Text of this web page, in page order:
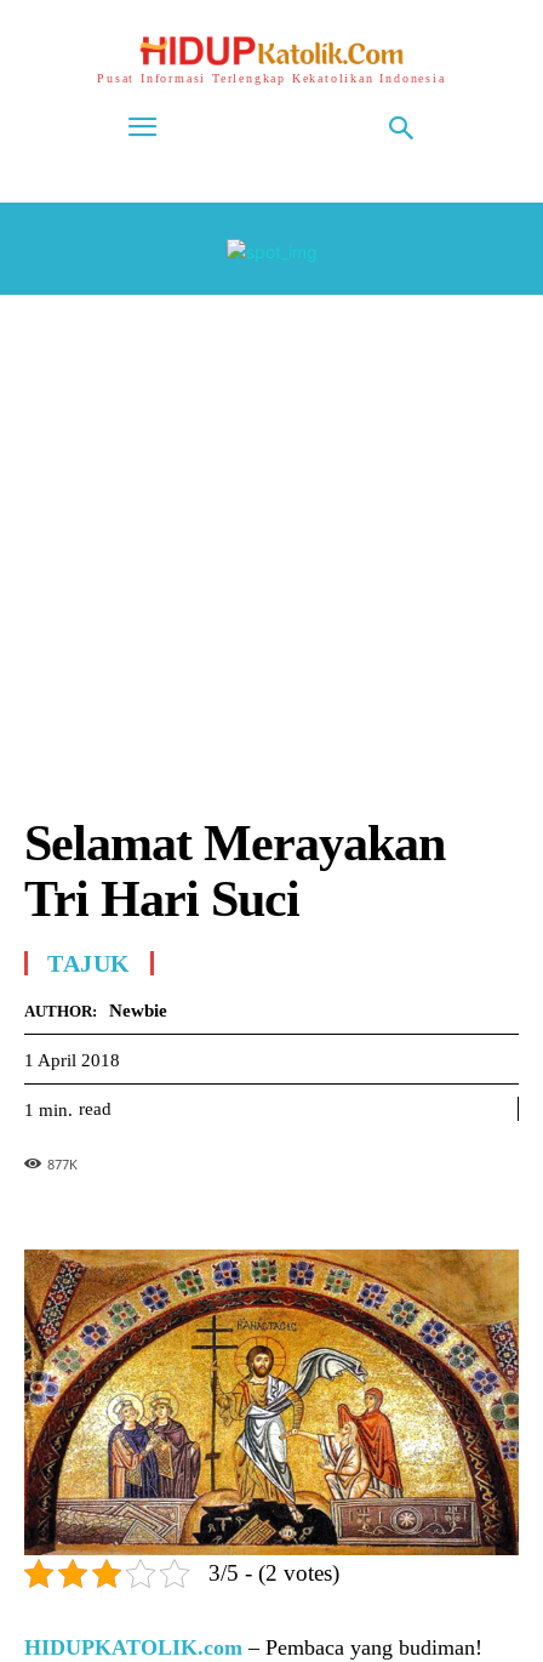
Pusat Informasi Terlengkap Kekatolikan Indonesia
Selamat Merayakan
Tri Hari Suci
TAJUK
AUTHOR: Newbie
1 April 2018
1 min. read
877K
3/5 - (2 votes)
HIDUPKATOLIK.com – Pembaca yang budiman!